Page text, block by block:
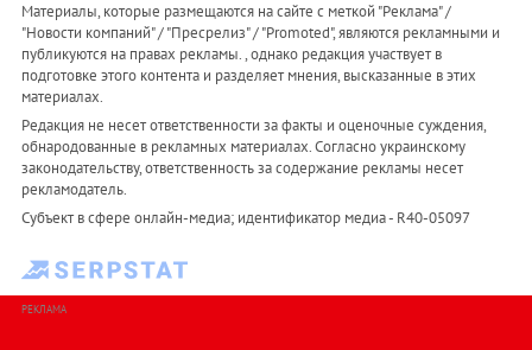
Материалы, которые размещаются на сайте с меткой "Реклама" /
"Новости компаний" / "Пресрелиз" / "Promoted", являются рекламными и
публикуются на правах рекламы. , однако редакция участвует в
подготовке этого контента и разделяет мнения, высказанные в этих
материалах.
Редакция не несет ответственности за факты и оценочные суждения,
обнародованные в рекламных материалах. Согласно украинскому
законодательству, ответственность за содержание рекламы несет
рекламодатель.
Субъект в сфере онлайн-медиа; идентификатор медиа - R40-05097
РЕКЛАМА